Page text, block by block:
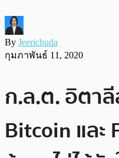
By Jeerichuda
กุมภาพันธ์ 11, 2020
ก.ล.ต. อิตาลี
Bitcoin และ